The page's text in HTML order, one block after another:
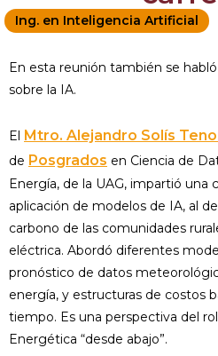
Ing. en Inteligencia Artificial
En esta reunión también se
sobre la IA.
El Mtro. Alejandro Solís
de Posgrados en Ciencia de
Energía, de la UAG, impartió una
aplicación de modelos de IA, al
carbono de las comunidades
eléctrica. Abordó diferentes
pronóstico de datos
energía, y estructuras de costos
tiempo. Es una perspectiva del
Energética “desde abajo”.